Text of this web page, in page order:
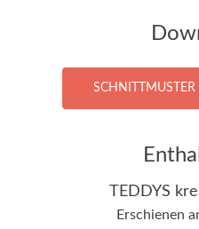
TEDDYS
Erschienen